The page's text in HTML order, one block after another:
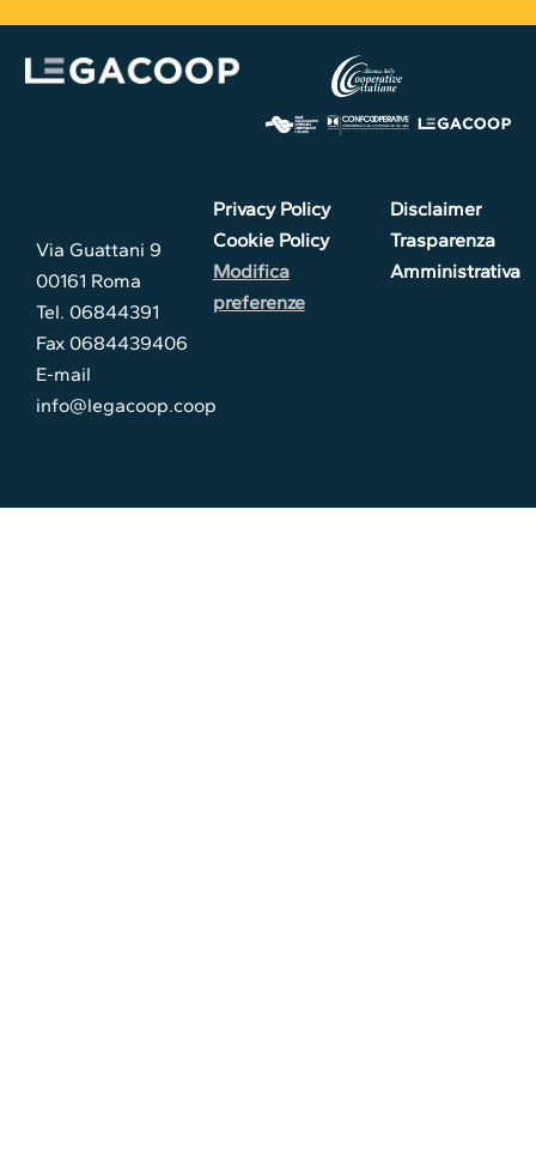
Via Guattani 9
00161 Roma
Tel. 06844391
Fax 0684439406
E-mail
info@legacoop.coop
Privacy Policy
Cookie Policy
Modifica
preferenze
Disclaimer
Trasparenza
Amministrativa